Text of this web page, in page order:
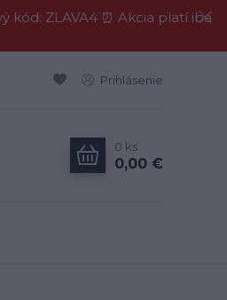
kód: ZLAVA4 ⏰ Akcia platí iba
Prihlásenie
0 ks
0,00 €